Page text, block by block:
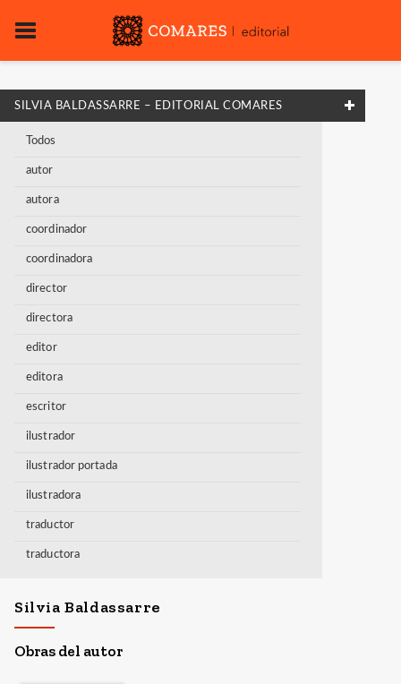
SILVIA BALDASSARRE – EDITORIAL COMARES
Todos
autor
autora
coordinador
coordinadora
director
directora
editor
editora
escritor
ilustrador
ilustrador portada
ilustradora
traductor
traductora
Silvia Baldassarre
Obras del autor